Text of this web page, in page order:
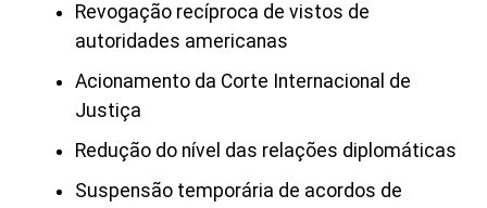
Revogação recíproca de vistos de
autoridades americanas
Acionamento da Corte Internacional de
Justiça
Redução do nível das relações diplomáticas
Suspensão temporária de acordos de